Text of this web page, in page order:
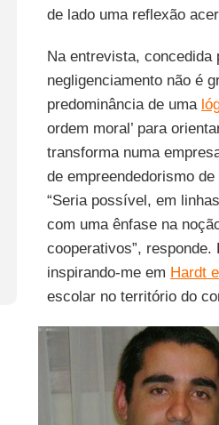
de lado uma reflexão
Na entrevista, concedida
negligenciamento não é
predominância de uma
ordem moral’ para
transforma numa
de empreendedorismo
“Seria possível, em
com uma ênfase na
cooperativos”, responde.
inspirando-me em Hardt
escolar no território do